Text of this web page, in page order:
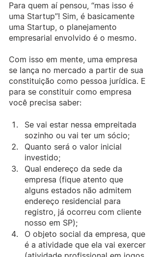
Para quem aí pensou, “mas isso é
uma Startup”! Sim, é basicamente
uma Startup, o planejamento
empresarial envolvido é o mesmo.
Com isso em mente, uma empresa
se lança no mercado a partir de sua
constituição como pessoa jurídica. E
para se constituir como empresa
você precisa saber:
Se vai estar nessa empreitada
sozinho ou vai ter um sócio;
Quanto será o valor inicial
investido;
Qual endereço da sede da
empresa (fique atento que
alguns estados não admitem
endereço residencial para
registro, já ocorreu com cliente
nosso em SP);
O objeto social da empresa, que
é a atividade que ela vai exercer